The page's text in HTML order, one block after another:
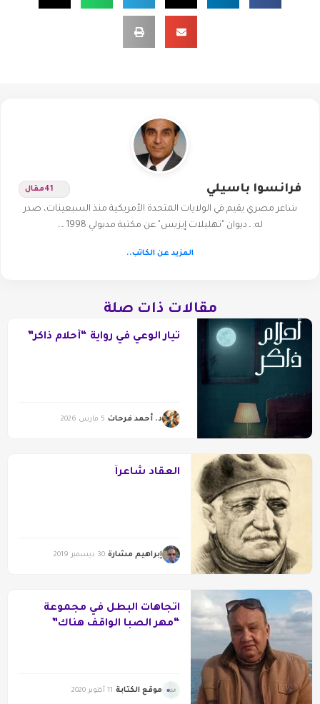
فرانسوا باسيلي 41مقال
شاعر مصري يقيم في الولايات المتحدة الأمريكية منذ السبعينات، صدر
له: ـ ديوان "تهليلات إيزيس" عن مكتبة مدبولي 1998 ـ…
المزيد عن الكاتب..
مقالات ذات صلة
تيار الوعي في رواية “أحلام ذاكر”
د. أحمد فرحات 5 مارس 2026
العقاد شاعراً
إبراهيم مشارة 30 ديسمبر 2019
اتجاهات البطل في مجموعة
“مهر الصبا الواقف هناك”
موقع الكتابة 11 أكتوبر 2020